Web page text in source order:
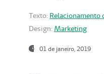
Texto: Relacionamento
Design: Marketing
01 de janeiro, 2019